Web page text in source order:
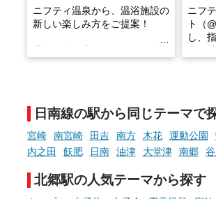
ニフティ温泉から、温浴施設の
新しい楽しみ方をご提案！
手相やタロットなど気軽に楽し
める占いで、“ととのう”おふろ
時間を、もっと特別に。
ニフ
ト（
し、
日南線の駅から同じテーマで
宮崎 南宮崎 田吉 南方 木花 運動公園
内之田
飫肥 日南 油津 大堂津 南郷
北郷駅の人気テーマから探す